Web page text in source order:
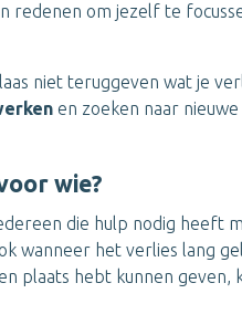
redenen om jezelf te
niet teruggeven wat je
en zoeken naar
wie?
die hulp nodig heeft
wanneer het verlies lang
plaats hebt kunnen